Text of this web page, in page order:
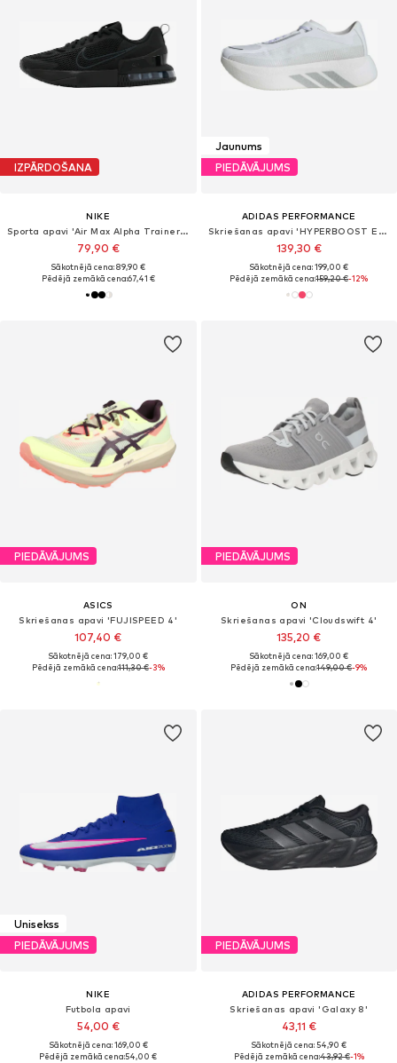
IZPĀRDOŠANA
NIKE
Sporta apavi 'Air Max Alpha Trainer 6'
79,90 €
Sākotnējā cena: 89,90 €
Pēdējā zemākā cena:67,41 €
Jaunums
PIEDĀVĀJUMS
ADIDAS PERFORMANCE
Skriešanas apavi 'HYPERBOOST EDGE'
139,30 €
Sākotnējā cena: 199,00 €
Pēdējā zemākā cena:159,20 €-12%
PIEDĀVĀJUMS
ASICS
Skriešanas apavi 'FUJISPEED 4'
107,40 €
Sākotnējā cena: 179,00 €
Pēdējā zemākā cena:111,30 €-3%
PIEDĀVĀJUMS
ON
Skriešanas apavi 'Cloudswift 4'
135,20 €
Sākotnējā cena: 169,00 €
Pēdējā zemākā cena:149,00 €-9%
Unisekss
PIEDĀVĀJUMS
NIKE
Futbola apavi
54,00 €
Sākotnējā cena: 169,00 €
Pēdējā zemākā cena:54,00 €
PIEDĀVĀJUMS
ADIDAS PERFORMANCE
Skriešanas apavi 'Galaxy 8'
43,11 €
Sākotnējā cena: 54,90 €
Pēdējā zemākā cena:43,92 €-1%